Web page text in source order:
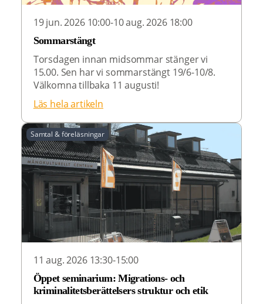
19 jun. 2026 10:00-10 aug. 2026 18:00
Sommarstängt
Torsdagen innan midsommar stänger vi
15.00. Sen har vi sommarstängt 19/6-10/8.
Välkomna tillbaka 11 augusti!
Läs hela artikeln
Samtal & föreläsningar
11 aug. 2026 13:30-15:00
Öppet seminarium: Migrations- och
kriminalitetsberättelsers struktur och etik